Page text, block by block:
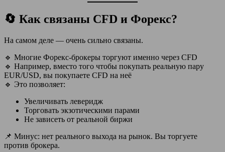
🔄 Как связаны CFD и Форекс?
На самом деле — очень сильно связаны.
🔹 Многие Форекс-брокеры торгуют именно через CFD
🔹 Например, вместо того чтобы покупать реальную пару
EUR/USD, вы покупаете CFD на неё
🔹 Это позволяет:
Увеличивать леверидж
Торговать экзотическими парами
Не зависеть от реальной биржи
📌 Минус: нет реального выхода на рынок. Вы торгуете
против брокера.